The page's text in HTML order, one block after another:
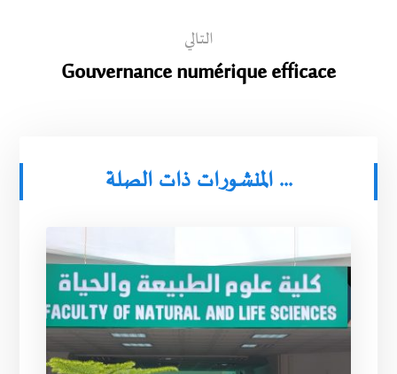
التالي
Gouvernance numérique efficace
المنشورات ذات الصلة ...